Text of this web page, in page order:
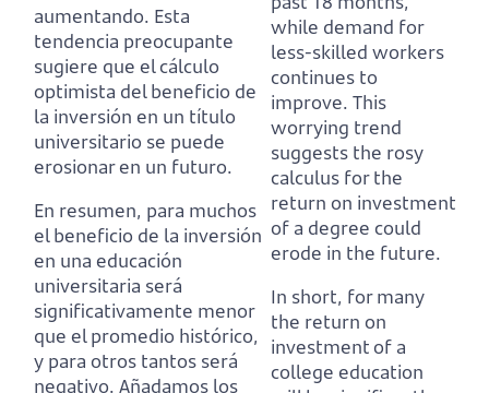
aumentando. Esta
tendencia preocupante
sugiere que el cálculo
optimista del beneficio de
la inversión en un título
universitario se puede
erosionar en un futuro.
En resumen, para muchos
el beneficio de la inversión
en una educación
universitaria será
significativamente menor
que el promedio histórico,
y para otros tantos será
negativo. Añadamos los
while demand for
less-skilled workers
continues to
improve. This
worrying trend
suggests the rosy
calculus for the
return on investment
of a degree could
erode in the future.
In short, for many
the return on
investment of a
college education